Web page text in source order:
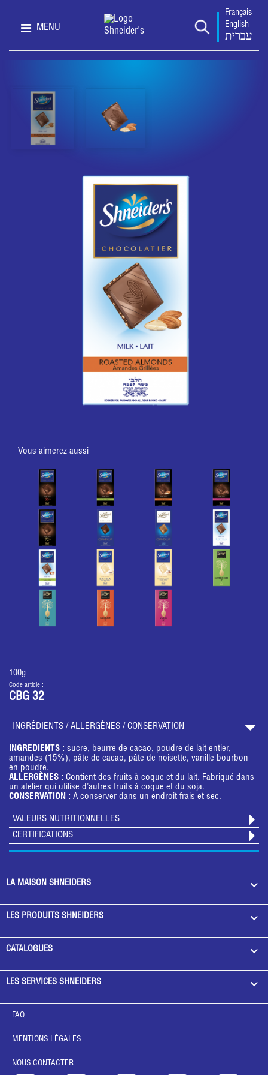
Français
English
עברית
MENU
Vous aimerez aussi
100g
Code article :
CBG 32
INGRÉDIENTS / ALLERGÈNES / CONSERVATION
INGREDIENTS : sucre, beurre de cacao, poudre de lait entier,
amandes (15%), pâte de cacao, pâte de noisette, vanille bourbon
en poudre.
ALLERGÈNES : Contient des fruits à coque et du lait. Fabriqué dans
un atelier qui utilise d’autres fruits à coque et du soja.
CONSERVATION : A conserver dans un endroit frais et sec.
VALEURS NUTRITIONNELLES
CERTIFICATIONS
LA MAISON SHNEIDERS 
LES PRODUITS SHNEIDERS 
CATALOGUES 
LES SERVICES SHNEIDERS 
FAQ
MENTIONS LÉGALES
NOUS CONTACTER